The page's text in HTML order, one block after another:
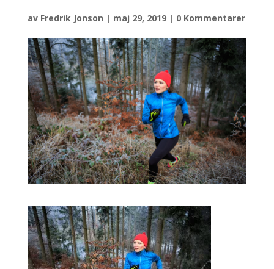
av Fredrik Jonson | maj 29, 2019| 0 Kommentarer